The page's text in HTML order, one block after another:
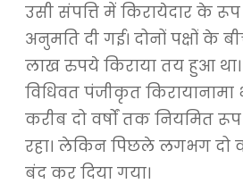
उसी संपत्ति में किरायेदार के
अनुमति दी गई। दोनों पक्षों के
लाख रुपये किराया तय हुआ
विधिवत पंजीकृत किरायानामा
करीब दो वर्षों तक नियमित
रहा। लेकिन पिछले लगभग दो
बंद कर दिया गया।